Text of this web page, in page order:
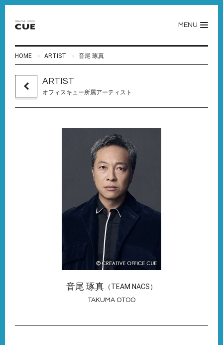
MENU
HOME ARTIST 音尾 琢真
ARTIST
オフィスキュー所属アーティスト
音尾 琢真 （TEAM NACS）
TAKUMA OTOO